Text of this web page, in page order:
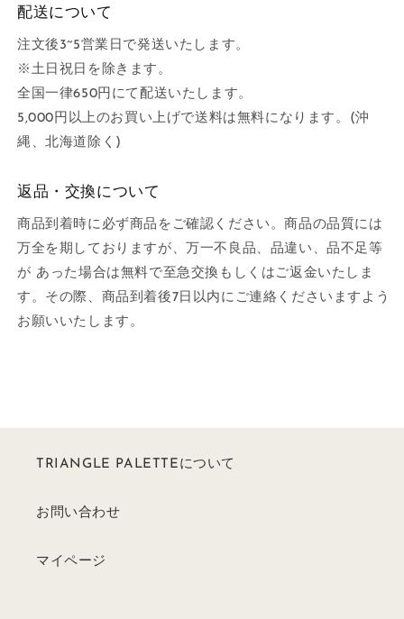
配送について
注文後3~5営業日で発送いたします。
※土日祝日を除きます。
全国一律650円にて配送いたします。
5,000円以上のお買い上げで送料は無料になります。(沖
縄、北海道除く)
返品・交換について
商品到着時に必ず商品をご確認ください。商品の品質には
万全を期しておりますが、万一不良品、品違い、品不足等
が あった場合は無料で至急交換もしくはご返金いたしま
す。その際、商品到着後7日以内にご連絡くださいますよう
お願いいたします。
TRIANGLE PALETTEについて
お問い合わせ
マイページ